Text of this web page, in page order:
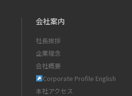
会社案内
社長挨拶
企業理念
会社概要
Corporate Profile English
本社アクセス